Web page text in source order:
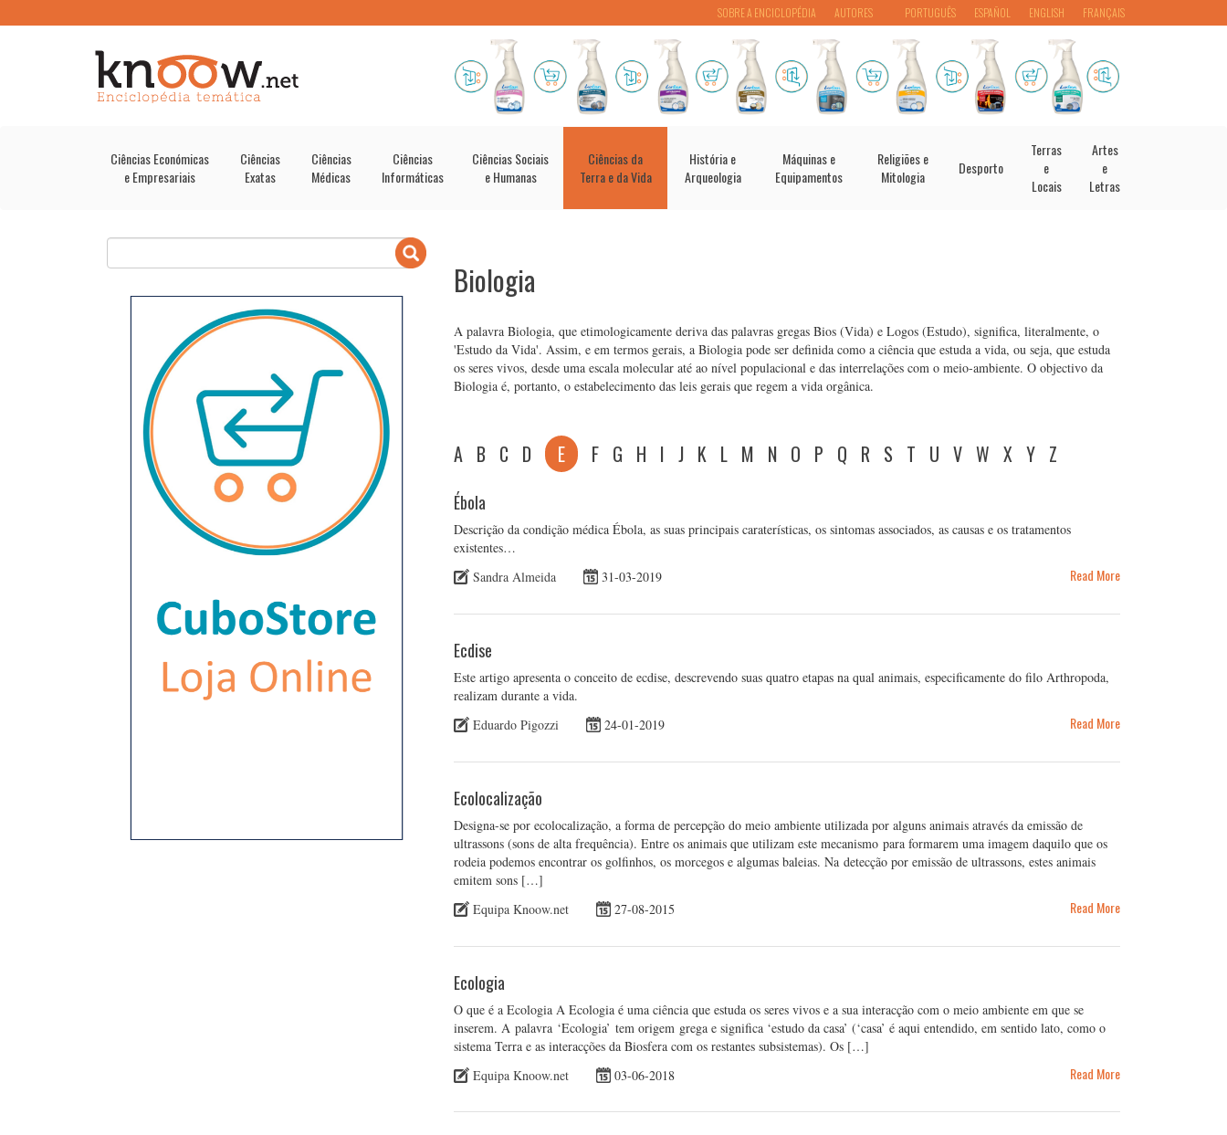
PORTUGUÊS ESPAÑOL ENGLISH FRANÇAIS
SOBRE A ENCICLOPÉDIA AUTORES
Ciências Económicas
e Empresariais
Ciências
Exatas
Ciências
Médicas
Ciências
Informáticas
Ciências Sociais
e Humanas
Ciências da
Terra e da Vida
História e
Arqueologia
Máquinas e
Equipamentos
Religiões e
Mitologia
Desporto
Terras
e
Locais
Artes
e
Letras
Biologia
A palavra Biologia, que etimologicamente deriva das palavras gregas Bios (Vida) e Logos (Estudo), significa, literalmente, o
'Estudo da Vida'. Assim, e em termos gerais, a Biologia pode ser definida como a ciência que estuda a vida, ou seja, que estuda
os seres vivos, desde uma escala molecular até ao nível populacional e das interrelações com o meio-ambiente. O objectivo da
Biologia é, portanto, o estabelecimento das leis gerais que regem a vida orgânica.
A B C D E F G H I J K L M N O P Q R S T U V W X Y Z
Ébola
Descrição da condição médica Ébola, as suas principais caraterísticas, os sintomas associados, as causas e os tratamentos
existentes…
Sandra Almeida
31-03-2019 Read More
Ecdise
Este artigo apresenta o conceito de ecdise, descrevendo suas quatro etapas na qual animais, especificamente do filo Arthropoda,
realizam durante a vida.
Eduardo Pigozzi
24-01-2019 Read More
Ecolocalização
Designa-se por ecolocalização, a forma de percepção do meio ambiente utilizada por alguns animais através da emissão de
ultrassons (sons de alta frequência). Entre os animais que utilizam este mecanismo para formarem uma imagem daquilo que os
rodeia podemos encontrar os golfinhos, os morcegos e algumas baleias. Na detecção por emissão de ultrassons, estes animais
emitem sons […]
Equipa Knoow.net
27-08-2015 Read More
Ecologia
O que é a Ecologia A Ecologia é uma ciência que estuda os seres vivos e a sua interacção com o meio ambiente em que se
inserem. A palavra ‘Ecologia’ tem origem grega e significa ‘estudo da casa’ (‘casa’ é aqui entendido, em sentido lato, como o
sistema Terra e as interacções da Biosfera com os restantes subsistemas). Os […]
Equipa Knoow.net
03-06-2018 Read More